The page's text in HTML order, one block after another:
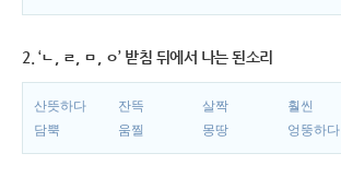
2. ‘ㄴ, ㄹ, ㅁ, ㅇ’ 받침 뒤에서 나는 된소리
산뜻하다 잔뜩 살짝
훨씬
담뿍
움찔 몽땅 엉뚱하다